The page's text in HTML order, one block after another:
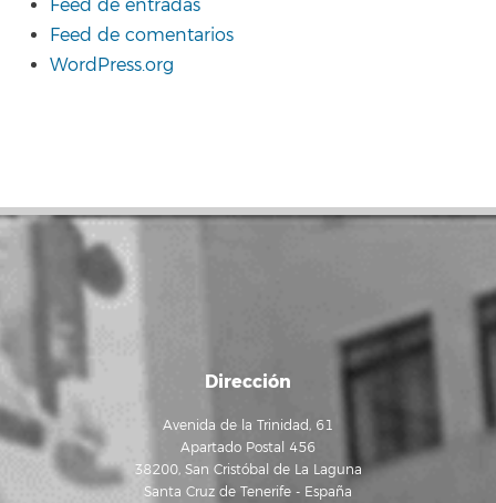
Feed de entradas
Feed de comentarios
WordPress.org
Dirección
Avenida de la Trinidad, 61
Apartado Postal 456
38200, San Cristóbal de La Laguna
Santa Cruz de Tenerife - España